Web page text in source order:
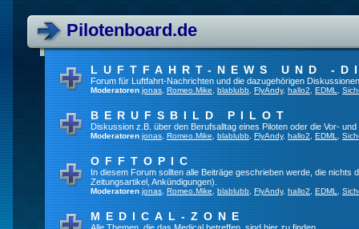
Pilotenboard.de
LUFTFAHRT-NEWS UND -
Forum für Luftfahrt-Nachrichten und die dazugehörigen
Moderatoren jonas Romeo.Mike blablubb FlyAndy, hallo2 EDML
BERUFSBILD PILOT
Diskussion z.B. über den Berufsalltag eines Piloten oder die Vor-
Moderatoren jonas Romeo.Mike blablubb FlyAndy, hallo2 EDML
OFFTOPIC
In diesem Forum sollten alle Beiträge geschrieben werde, die
Zeitungsartikel, Ankündigungen).
Moderatoren jonas Romeo.Mike blablubb FlyAndy, hallo2 EDML
MEDICAL-ZONE